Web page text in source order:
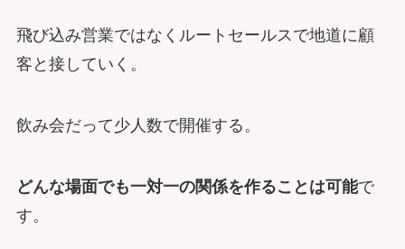
飛び込み営業ではなくルートセールスで地道に顧
客と接していく。
飲み会だって少人数で開催する。
どんな場面でも一対一の関係を作ることは可能で
す。